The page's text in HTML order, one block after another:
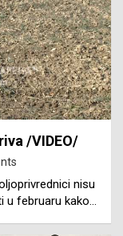
/VIDEO/
nisu
u februaru kako…